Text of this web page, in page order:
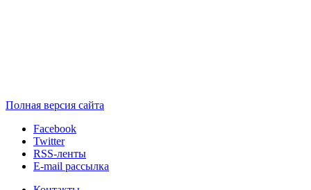
Полная версия сайта
Facebook
Twitter
RSS-ленты
E-mail рассылка